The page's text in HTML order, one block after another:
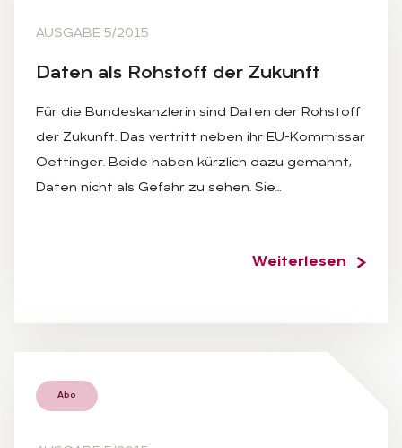
AUSGABE 5/2015
Da­ten als Roh­stoff der Zu­kunft
Für die Bundeskanzlerin sind Daten der Rohstoff
der Zukunft. Das vertritt neben ihr EU-Kommissar
Oettinger. Beide haben kürzlich dazu gemahnt,
Daten nicht als Gefahr zu sehen. Sie…
Weiterlesen
Abo